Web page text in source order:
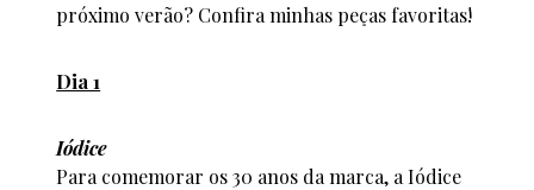
próximo verão? Confira minhas peças favoritas!
Dia 1
Iódice
Para comemorar os 30 anos da marca, a Iódice